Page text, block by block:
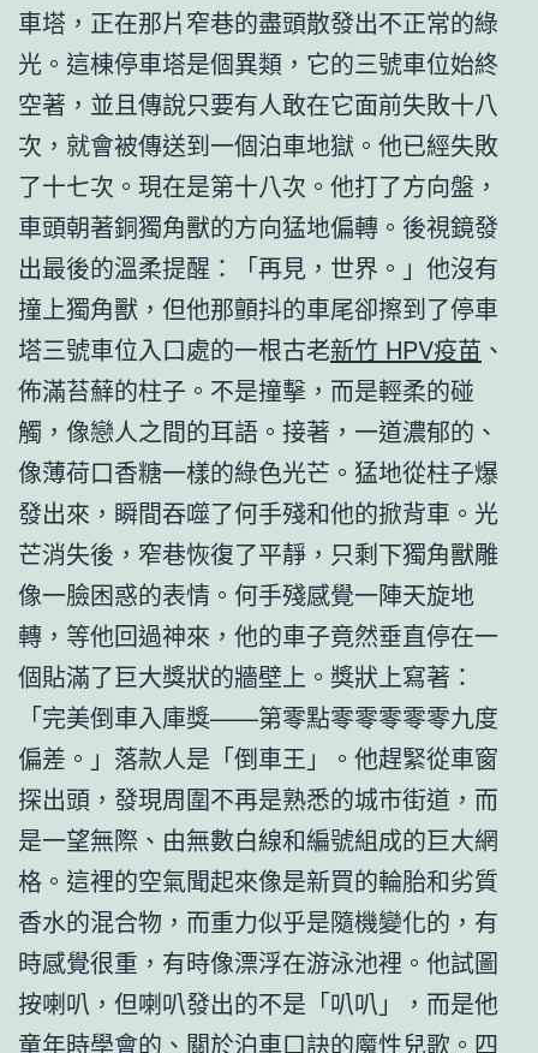
車塔，正在那片窄巷的盡頭散發出不正常的綠
光。這棟停車塔是個異類，它的三號車位始終
空著，並且傳說只要有人敢在它面前失敗十八
次，就會被傳送到一個泊車地獄。他已經失敗
了十七次。現在是第十八次。他打了方向盤，
車頭朝著銅獨角獸的方向猛地偏轉。後視鏡發
出最後的溫柔提醒：「再見，世界。」他沒有
撞上獨角獸，但他那顫抖的車尾卻擦到了停車
塔三號車位入口處的一根古老新竹 HPV疫苗 、
佈滿苔蘚的柱子。不是撞擊，而是輕柔的碰
觸，像戀人之間的耳語。接著，一道濃郁的、
像薄荷口香糖一樣的綠色光芒。猛地從柱子爆
發出來，瞬間吞噬了何手殘和他的掀背車。光
芒消失後，窄巷恢復了平靜，只剩下獨角獸雕
像一臉困惑的表情。何手殘感覺一陣天旋地
轉，等他回過神來，他的車子竟然垂直停在一
個貼滿了巨大獎狀的牆壁上。獎狀上寫著：
「完美倒車入庫獎——第零點零零零零零九度
偏差。」落款人是「倒車王」。他趕緊從車窗
探出頭，發現周圍不再是熟悉的城市街道，而
是一望無際、由無數白線和編號組成的巨大網
格。這裡的空氣聞起來像是新買的輪胎和劣質
香水的混合物，而重力似乎是隨機變化的，有
時感覺很重，有時像漂浮在游泳池裡。他試圖
按喇叭，但喇叭發出的不是「叭叭」，而是他
童年時學會的、關於泊車口訣的魔性兒歌。四